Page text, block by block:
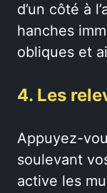
d’un côté à
hanches
obliques et
4. Les
Appuyez-
soulevant
active les